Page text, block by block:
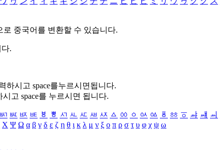
로 중국어를 변환할 수 있습니다.
.
하시고 space를누르시면됩니다.
시고 space를 누르시면 됩니다.
ㅴ ㅵ ㅶ ㅷ ㅸ ㅹ ㅺ ㅻ ㅼ ㅽ ㅾ ㅿ ㆀ ㆁ ㆂ ㆃ ㆄ ㆅ ㆆ ㆇ ㆈ ㆉ
Χ Ψ Ω α β γ δ ε ζ η θ ι κ λ μ ν ξ ο π ρ σ τ υ φ χ ψ ω